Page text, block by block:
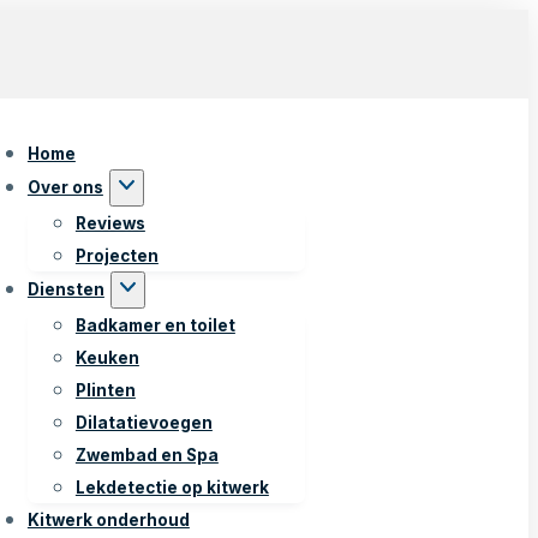
Home
Over ons
Reviews
Projecten
Diensten
Badkamer en toilet
Keuken
Plinten
Dilatatievoegen
Zwembad en Spa
Lekdetectie op kitwerk
Kitwerk onderhoud